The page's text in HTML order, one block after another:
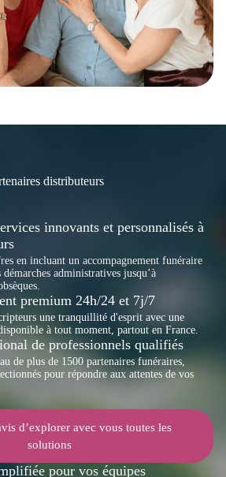
distributeurs
innovants et personnalisés à
en incluant un accompagnement funéraire
administratives jusqu’à
premium 24h/24 et 7j/7
une tranquillité d'esprit avec une
à tout moment, partout en France.
de professionnels qualifiés
de plus de 1500 partenaires funéraires,
pour répondre aux attentes de vos
d’explorer avec vous toutes les
solutions
pour vos équipes